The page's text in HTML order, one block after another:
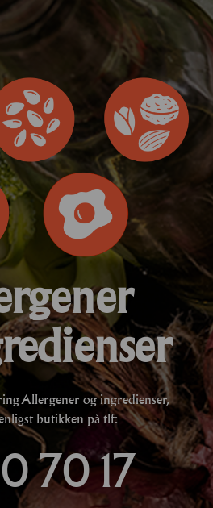
Allergener og ingredienser,
butikken på tlf:
70 17